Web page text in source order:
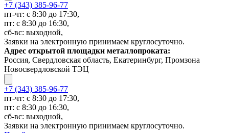
+7 (343) 385-96-77
пт-чт: с 8:30 до 17:30,
пт: с 8:30 до 16:30,
сб-вс: выходной,
Заявки на электронную принимаем круглосуточно.
Адрес открытой площадки металлопроката:
Россия, Свердловская область, Екатеринбург, Промзона
Новосвердловской ТЭЦ
+7 (343) 385-96-77
пт-чт: с 8:30 до 17:30,
пт: с 8:30 до 16:30,
сб-вс: выходной,
Заявки на электронную принимаем круглосуточно.